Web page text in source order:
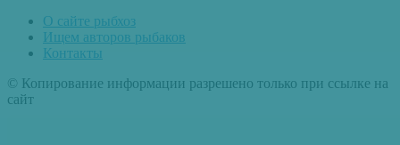
О сайте рыбхоз
Ищем авторов рыбаков
Контакты
© Копирование информации разрешено только при ссылке на
сайт